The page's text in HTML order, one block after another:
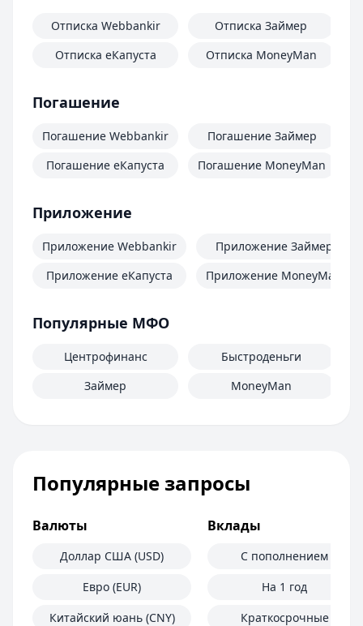
Отписка Webbankir
Отписка еКапуста
Отписка Займер
Отписка MoneyMan
Погашение
Погашение Webbankir
Погашение еКапуста
Погашение Займер
Погашение MoneyMan
Приложение
Приложение Webbankir
Приложение еКапуста
Приложение Займер
Приложение MoneyMan
Популярные МФО
Центрофинанс
Займер
Быстроденьги
MoneyMan
Популярные запросы
Валюты
Доллар США (USD)
Евро (EUR)
Китайский юань (CNY)
Вклады
С пополнением
На 1 год
Краткосрочные